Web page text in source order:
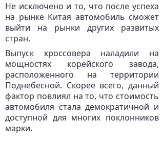
Не исключено и то, что после успеха
на рынке Китая автомобиль сможет
выйти на рынки других развитых
стран.
Выпуск кроссовера наладили на
мощностях корейского завода,
расположенного на территории
Поднебесной. Скорее всего, данный
фактор повлиял на то, что стоимость
автомобиля стала демократичной и
доступной для многих поклонников
марки.